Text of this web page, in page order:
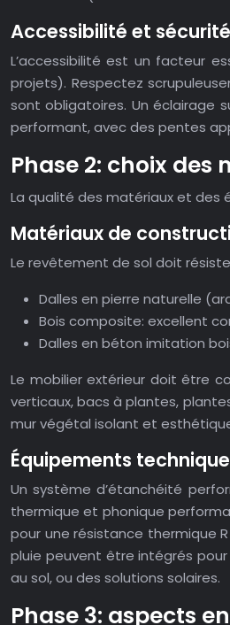
Accessibilité et
L’accessibilité est un facteur
projets). Respectez
sont obligatoires. Un éclairage
performant, avec des pentes
Phase 2: choix
La qualité des matériaux et
Matériaux de
Le revêtement de sol doit
Dalles en pierre naturelle
Bois composite: excellent
Dalles en béton imitation
Le mobilier extérieur doit être
verticaux, bacs à plantes,
mur végétal isolant et
Équipements
Un système d’étanchéité
thermique et phonique
pour une résistance thermique
pluie peuvent être intégrés pour
au sol, ou des solutions solaires.
Phase 3: aspects